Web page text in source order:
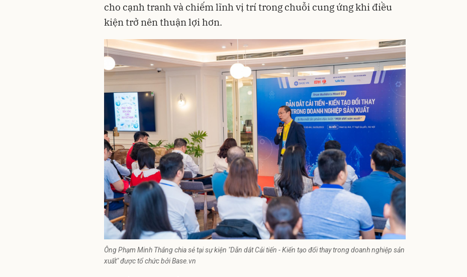
cho cạnh tranh và chiếm lĩnh vị trí trong chuỗi cung ứng khi điều
kiện trở nên thuận lợi hơn.
Ông Phạm Minh Thắng chia sẻ tại sự kiện "Dẫn dắt Cải tiến - Kiến tạo đổi thay trong doanh nghiệp sản
xuất" được tổ chức bởi Base.vn